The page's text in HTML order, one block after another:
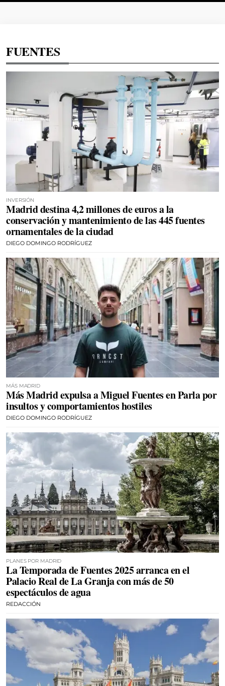
FUENTES
INVERSIÓN
Madrid destina 4,2 millones de euros a la
conservación y mantenimiento de las 445 fuentes
ornamentales de la ciudad
DIEGO DOMINGO RODRÍGUEZ
MÁS MADRID
Más Madrid expulsa a Miguel Fuentes en Parla por
insultos y comportamientos hostiles
DIEGO DOMINGO RODRÍGUEZ
PLANES POR MADRID
La Temporada de Fuentes 2025 arranca en el
Palacio Real de La Granja con más de 50
espectáculos de agua
REDACCIÓN